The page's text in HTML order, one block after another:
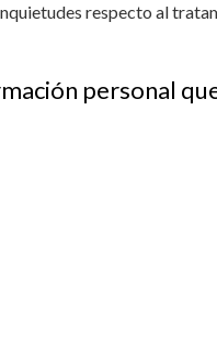
respecto al
personal